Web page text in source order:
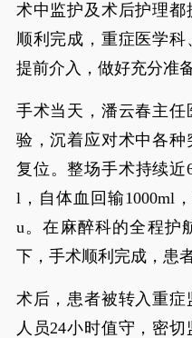
术中监护及术后护理
顺利完成，重症医学
提前介入，做好充分准备
手术当天，潘云春主
验，沉着应对术中各
复位。整场手术持续近
l，自体血回输1000ml
u。在麻醉科的全程护
下，手术顺利完成，患
术后，患者被转入重
人员24小时值守，密切